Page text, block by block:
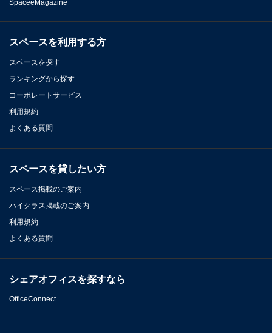
SpaceeMagazine
スペースを利用する方
スペースを探す
ランキングから探す
コーポレートサービス
利用規約
よくある質問
スペースを貸したい方
スペース掲載のご案内
ハイクラス掲載のご案内
利用規約
よくある質問
シェアオフィスを探すなら
OfficeConnect